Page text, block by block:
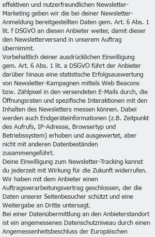
effektiven und nutzerfreundlichen Newsletter-
Marketing geben wir die bei deiner Newsletter-
Anmeldung bereitgestellten Daten gem. Art. 6 Abs. 1
lit. f DSGVO an diesen Anbieter weiter, damit dieser
den Newsletterversand in unserem Auftrag
übernimmt.
Vorbehaltlich deiner ausdrücklichen Einwilligung
gem. Art. 6 Abs. 1 lit. a DSGVO führt der Anbieter
darüber hinaus eine statistische Erfolgsauswertung
von Newsletter-Kampagnen mittels Web Beacons
bzw. Zählpixel in den versendeten E-Mails durch, die
Öffnungsraten und spezifische Interaktionen mit den
Inhalten des Newsletters messen können. Dabei
werden auch Endgeräteinformationen (z.B. Zeitpunkt
des Aufrufs, IP-Adresse, Browsertyp und
Betriebssystem) erhoben und ausgewertet, aber
nicht mit anderen Datenbeständen
zusammengeführt.
Deine Einwilligung zum Newsletter-Tracking kannst
du jederzeit mit Wirkung für die Zukunft widerrufen.
Wir haben mit dem Anbieter einen
Auftragsverarbeitungsvertrag geschlossen, der die
Daten unserer Seitenbesucher schützt und eine
Weitergabe an Dritte untersagt.
Bei einer Datenübermittlung an den Anbieterstandort
ist ein angemessenes Datenschutzniveau durch einen
Angemessenheitsbeschluss der Europäischen